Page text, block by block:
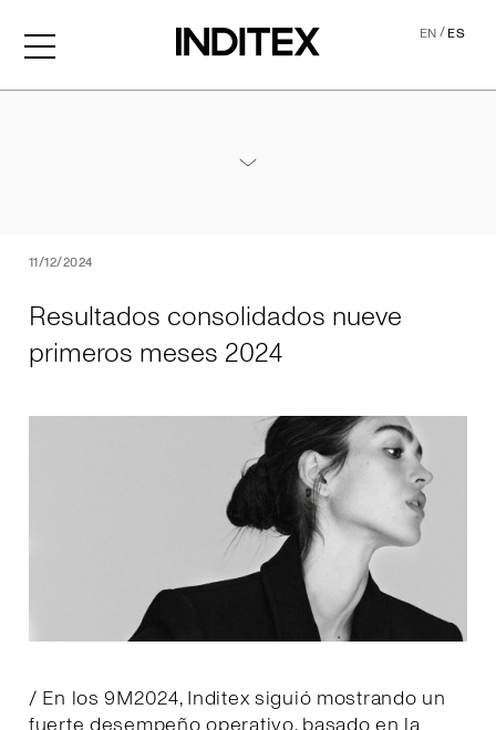
EN/ES
11/12/2024
Resultados consolidados nueve
primeros meses 2024
/ En los 9M2024, Inditex siguió mostrando un